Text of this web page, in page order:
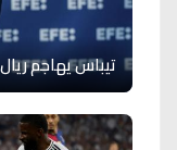
تيباس يهاجم